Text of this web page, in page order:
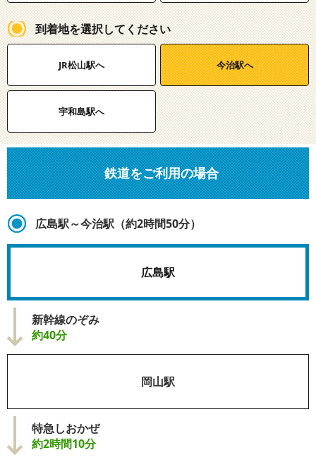
到着地を選択してください
JR松山駅へ 今治駅へ
宇和島駅へ
鉄道をご利用の場合
広島駅～今治駅（約2時間50分）
広島駅
新幹線のぞみ
約40分
岡山駅
特急しおかぜ
約2時間10分